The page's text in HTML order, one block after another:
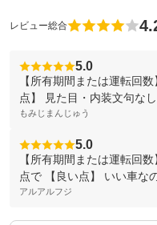
レビュー総合
5.0
【所有期間または運転回
点】 見た目・内装文句な
もみじまんじゅう
5.0
【所有期間または運転回
点で 【良い点】 いい車な
アルアルフジ